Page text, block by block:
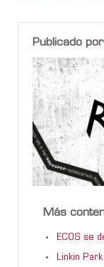
Publicado por
Más
ECOS se
Linkin